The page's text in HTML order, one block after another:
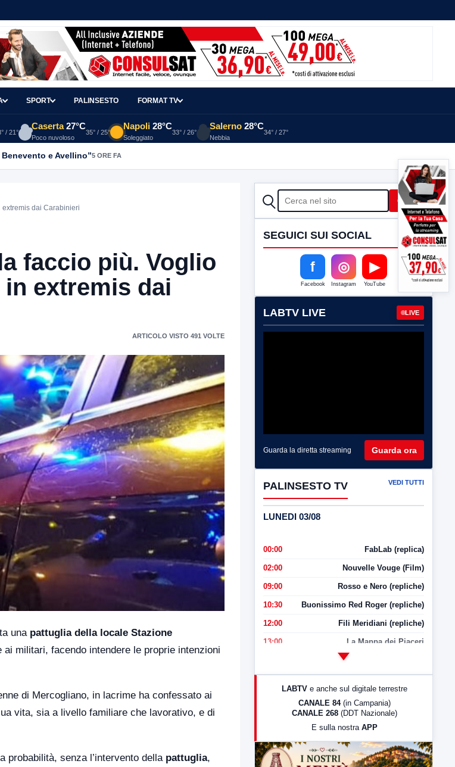
SPORT PALINSESTO FORMAT TV
/ 21°
Caserta 27°C
Poco nuvoloso
35° / 25°
Napoli 28°C
Soleggiato
33° / 26°
Salerno 28°C
Nebbia
34° / 27°
e Avellino”5 ORE FA
extremis dai Carabinieri
faccio più. Voglio
extremis dai
ARTICOLO VISTO 491 VOLTE
una pattuglia della locale Stazione
militari, facendo intendere le proprie intenzioni
di Mercogliano, in lacrime ha confessato ai
vita, sia a livello familiare che lavorativo, e di
probabilità, senza l’intervento della pattuglia,
CERCA Cerca
SEGUICI SUI SOCIAL
f
Facebook
◎
Instagram
▶
YouTube
LABTV LIVE LIVE
Guarda la diretta streaming Guarda ora
PALINSESTO TV VEDI TUTTI
LUNEDI 03/08
00:00 FabLab (replica)
02:00 Nouvelle Vouge (Film)
09:00 Rosso e Nero (repliche)
10:30 Buonissimo Red Roger (repliche)
12:00 Fili Meridiani (repliche)
13:00 La Mappa dei Piaceri
LabNews (Diretta)
23:00 LabNews (replica)
LABTV e anche sul digitale terrestre
CANALE 84 (in Campania)
CANALE 268 (DDT Nazionale)
E sulla nostra APP